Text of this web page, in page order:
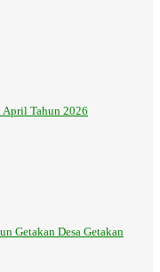
April Tahun 2026
Getakan Desa Getakan